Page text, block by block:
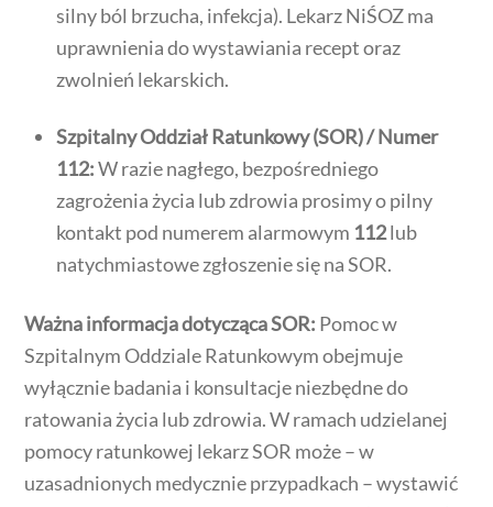
silny ból brzucha, infekcja). Lekarz NiŚOZ ma
uprawnienia do wystawiania recept oraz
zwolnień lekarskich.
Szpitalny Oddział Ratunkowy (SOR) / Numer
112:W razie nagłego, bezpośredniego
zagrożenia życia lub zdrowia prosimy o pilny
kontakt pod numerem alarmowym 112lub
natychmiastowe zgłoszenie się na SOR.
Ważna informacja dotycząca SOR: Pomoc w
Szpitalnym Oddziale Ratunkowym obejmuje
wyłącznie badania i konsultacje niezbędne do
ratowania życia lub zdrowia. W ramach udzielanej
pomocy ratunkowej lekarz SOR może – w
uzasadnionych medycznie przypadkach – wystawić